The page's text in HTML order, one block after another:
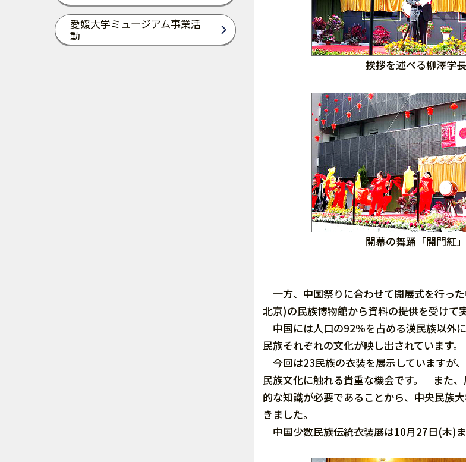
愛媛大学ミュージアム事業活
動
挨拶を述べる柳澤学長
開幕の舞踊「開門紅」
一方、中国祭りに合わせて開展式を行っ
北京)の民族博物館から資料の提供を受けて
中国には人口の92％を占める漢民族以外
民族それぞれの文化が映し出されています。
今回は23民族の衣装を展示していますが
民族文化に触れる貴重な機会です。 また
的な知識が必要であることから、中央民族
きました。
中国少数民族伝統衣装展は10月27日(木)